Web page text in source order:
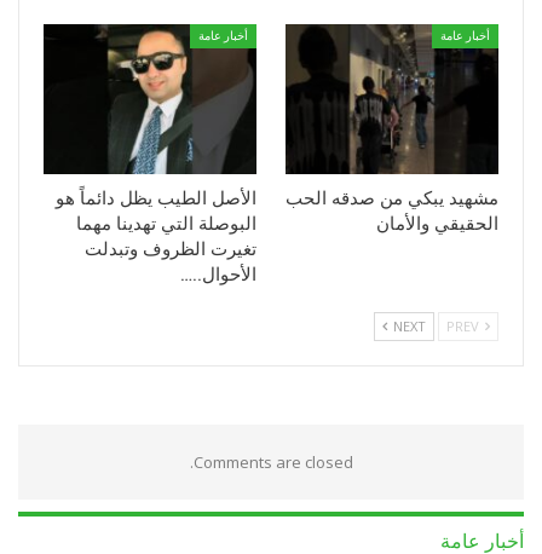
أخبار عامة
مشهيد يبكي من صدقه الحب
الحقيقي والأمان
أخبار عامة
الأصل الطيب يظل دائماً هو
البوصلة التي تهدينا مهما
تغيرت الظروف وتبدلت
الأحوال..…
NEXT
Comments are closed.
أخبار عامة